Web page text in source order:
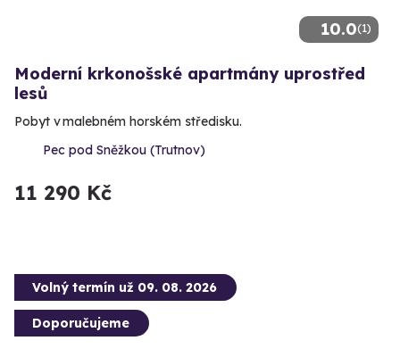
10.0(1)
Moderní krkonošské apartmány uprostřed
lesů
Pobyt v malebném horském středisku.
Pec pod Sněžkou (Trutnov)
11 290 Kč
Volný termín už 09. 08. 2026
Doporučujeme